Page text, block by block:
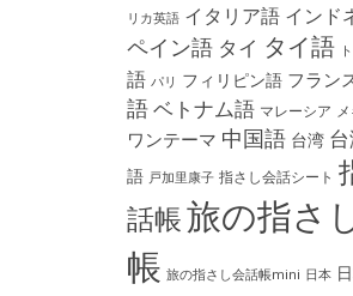
リカ英語 イタリア語 インド
ペイン語 タイ タイ語
語 パリ フィリピン語 フラン
語ベトナム語 マレーシア
ワンテーマ 中国語 台湾
語 戸加里康子 指さし会話シート
話帳旅の指さ
帳 旅の指さし会話帳mini 日本